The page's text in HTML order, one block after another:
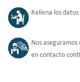
Rellena los
Nos
en contacto